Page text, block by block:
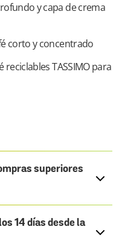
y capa de crema
corto y concentrado
TASSIMO para
superiores
14 días desde la